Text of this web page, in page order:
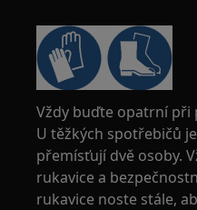
Vždy buďte opatrní
U těžkých spotřebičů
přemísťují dvě osoby.
rukavice a
rukavice noste stále,